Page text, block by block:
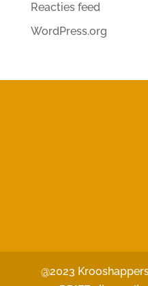
Reacties feed
WordPress.org
@2023